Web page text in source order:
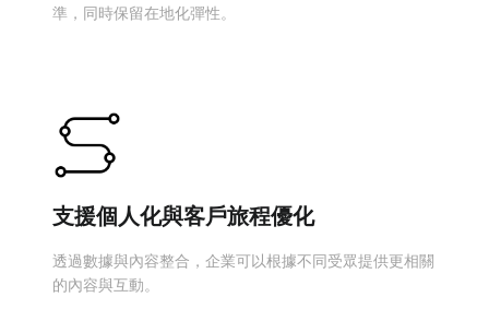
準，同時保留在地化彈性。
支援個人化與客戶旅程優化
透過數據與內容整合，企業可以根據不同受眾提供更相關
的內容與互動。